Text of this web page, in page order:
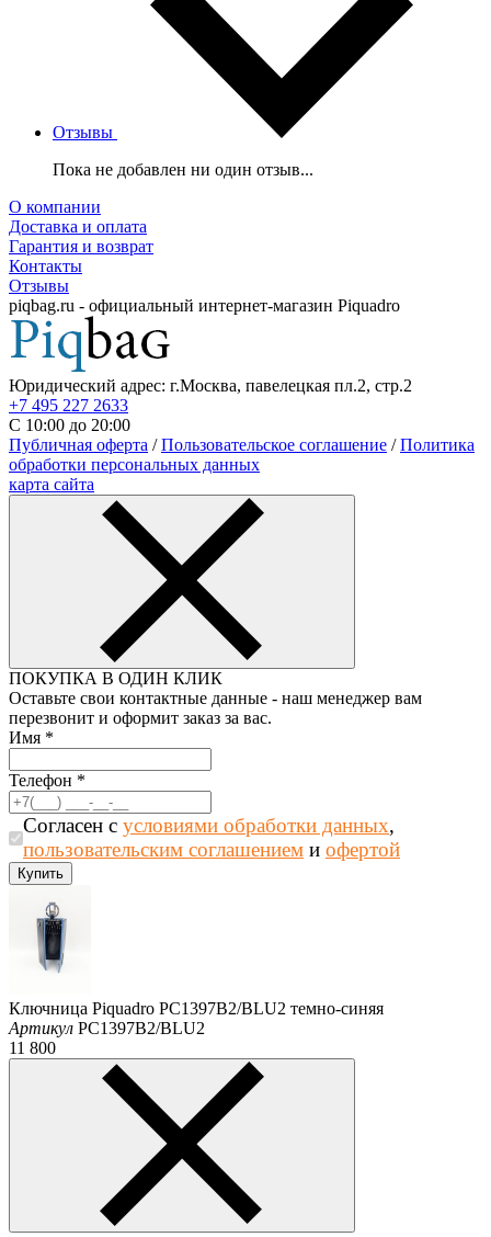
Отзывы
Пока не добавлен ни один отзыв...
О компании
Доставка и оплата
Гарантия и возврат
Контакты
Отзывы
piqbag.ru - официальный интернет-магазин Piquadro
Юридический адрес: г.Москва, павелецкая пл.2, стр.2
+7 495 227 2633
С 10:00 до 20:00
Публичная оферта /Пользовательское соглашение /Политика
обработки персональных данных
карта сайта
ПОКУПКА В ОДИН КЛИК
Оставьте свои контактные данные - наш менеджер вам
перезвонит и оформит заказ за вас.
Имя *
Телефон *
Согласен с условиями обработки данных,
пользовательским соглашением и офертой
Ключница Piquadro PC1397B2/BLU2 темно-синяя
Артикул PC1397B2/BLU2
11 800